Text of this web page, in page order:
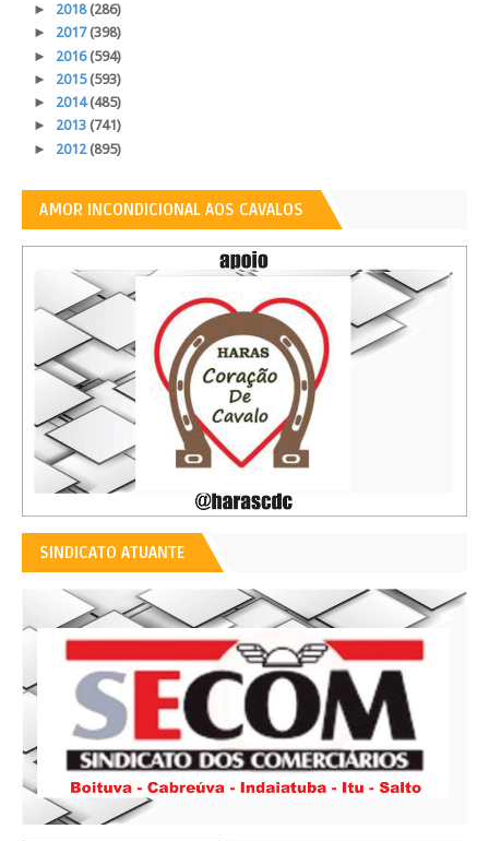
► 2018(286)
► 2017(398)
► 2016(594)
► 2015(593)
► 2014(485)
► 2013 (741)
► 2012(895)
AMOR INCONDICIONAL AOS CAVALOS
SINDICATO ATUANTE